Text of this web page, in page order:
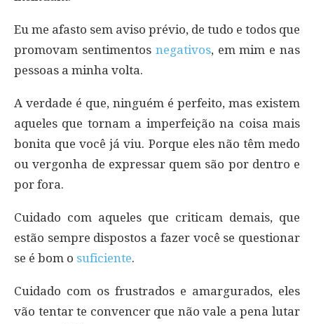
Eu me afasto sem aviso prévio, de tudo e todos que
promovam sentimentos negativos, em mim e nas
pessoas a minha volta.
A verdade é que, ninguém é perfeito, mas existem
aqueles que tornam a imperfeição na coisa mais
bonita que você já viu. Porque eles não têm medo
ou vergonha de expressar quem são por dentro e
por fora.
Cuidado com aqueles que criticam demais, que
estão sempre dispostos a fazer você se questionar
se é bom o suficiente.
Cuidado com os frustrados e amargurados, eles
vão tentar te convencer que não vale a pena lutar